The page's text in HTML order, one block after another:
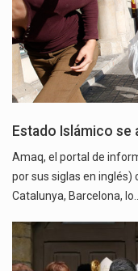
Estado Islámico se
Amaq, el portal de
por sus siglas en
Catalunya, Barcelona, lo…